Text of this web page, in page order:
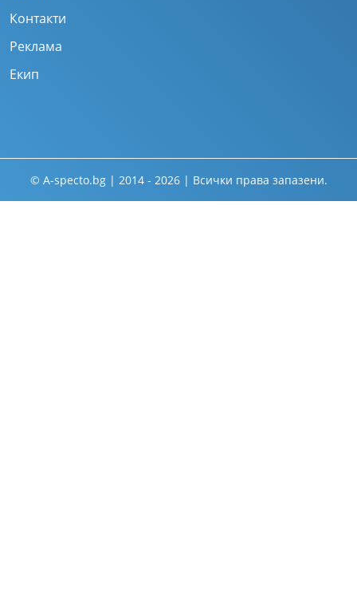
Контакти
Реклама
Екип
© A-specto.bg | 2014 - 2026 | Всички права запазени.